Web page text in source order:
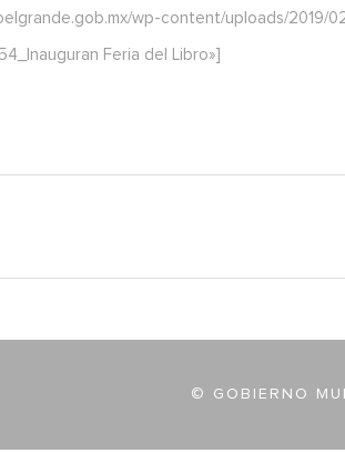
wp-content/uploads/2019/
Feria del Libro»]
© GOBIERNO